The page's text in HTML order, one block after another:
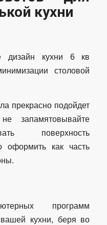
кухни
дизайн кухни 6 кв
столовой
прекрасно подойдет
запамятовывайте
поверхность
оформить как часть
программ
вашей кухни, беря во